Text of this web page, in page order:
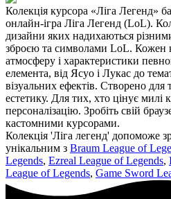
Колекція курсора «Ліга Легенд»
онлайн-ігра Ліга Легенд (LoL).
дизайни яких надихаються
зброєю та символами LoL. Кожен
атмосферу і характеристики
елемента, від Ясуо і Лукас до
візуальних ефектів. Створено
естетику. Для тих, хто цінує милі
персоналізацію. Зробіть свій
кастомними курсорами.
Колекція 'Ліга легенд' допоможе
унікальним з Braum League of
Legends, Ezreal League of Legends,
League of Legends, Game Sword